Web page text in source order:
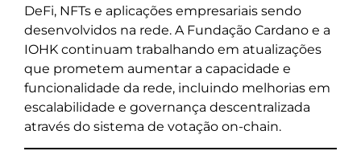
DeFi, NFTs e aplicações empresariais sendo
desenvolvidos na rede. A Fundação Cardano e a
IOHK continuam trabalhando em atualizações
que prometem aumentar a capacidade e
funcionalidade da rede, incluindo melhorias em
escalabilidade e governança descentralizada
através do sistema de votação on-chain.